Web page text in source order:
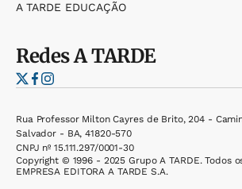
A TARDE EDUCAÇÃO
RedesA TARDE
Rua Professor Milton Cayres de Brito, 204 -
Salvador - BA, 41820-570
CNPJ nº 15.111.297/0001-30
Copyright © 1996 - 2025 Grupo A TARDE. Todos
EMPRESA EDITORA A TARDE S.A.